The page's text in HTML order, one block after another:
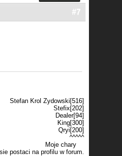
#7
Stefan Krol Zydowski[516]
Stefix[202]
Dealer[94]
King[300]
Qryi[200]
^^^^^
Moje chary
postaci na profilu w forum.